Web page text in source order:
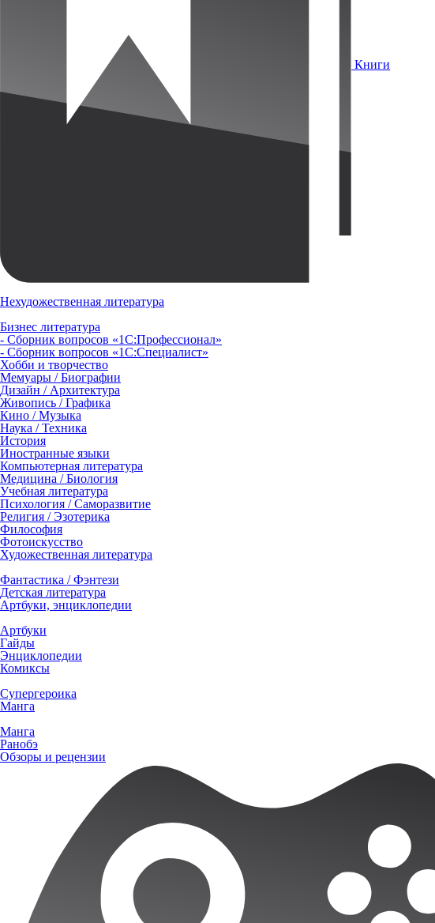
Книги
Нехудожественная литература
Бизнес литература
- Сборник вопросов «1С:Профессионал»
- Сборник вопросов «1С:Специалист»
Хобби и творчество
Мемуары / Биографии
Дизайн / Архитектура
Живопись / Графика
Кино / Музыка
Наука / Техника
История
Иностранные языки
Компьютерная литература
Медицина / Биология
Учебная литература
Психология / Саморазвитие
Религия / Эзотерика
Философия
Фотоискусство
Художественная литература
Фантастика / Фэнтези
Детская литература
Артбуки, энциклопедии
Артбуки
Гайды
Энциклопедии
Комиксы
Супергероика
Манга
Манга
Ранобэ
Обзоры и рецензии